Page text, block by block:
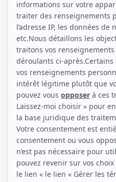
Liens
Fiche de Frédérique Collin sur
Personnages
Asbestos(Mme Duquette)
Fortier(Jeannine Doyle 2002)
Les orphelins de Duplessis (Soeur
Moi et l'autre... II(Mme Jutras et
Montréal, ville ouverte
Sonia (Rôle inconnu)
Jeune délinquant( L'avocate)